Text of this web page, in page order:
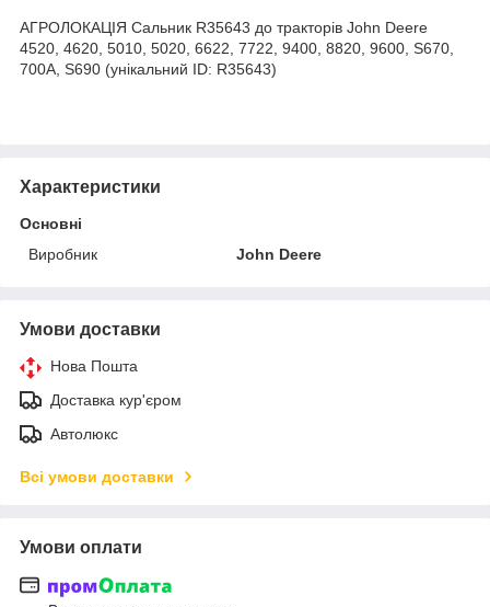
АГРОЛОКАЦІЯ Сальник R35643 до тракторів John Deere
4520, 4620, 5010, 5020, 6622, 7722, 9400, 8820, 9600, S670,
700A, S690 (унікальний ID: R35643)
Характеристики
Основні
Виробник
John Deere
Умови доставки
Нова Пошта
Доставка кур'єром
Автолюкс
Всі умови доставки
Умови оплати